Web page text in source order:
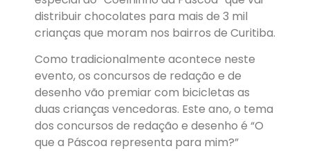
distribuir chocolates para mais de 3 mil
crianças que moram nos bairros de Curitiba.
Como tradicionalmente acontece neste
evento, os concursos de redação e de
desenho vão premiar com bicicletas as
duas crianças vencedoras. Este ano, o tema
dos concursos de redação e desenho é “O
que a Páscoa representa para mim?”